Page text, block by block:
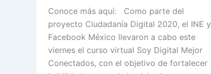
Conoce más aquí: Como parte del
proyecto Ciudadanía Digital 2020, el INE y
Facebook México llevaron a cabo este
viernes el curso virtual Soy Digital Mejor
Conectados, con el objetivo de fortalecer